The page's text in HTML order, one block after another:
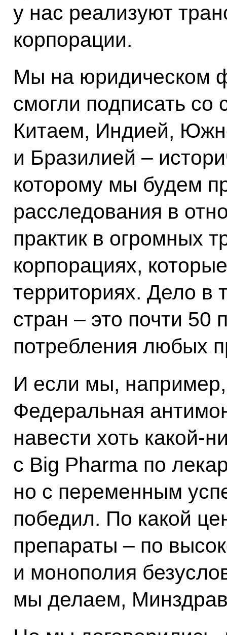
у нас реализуют
корпорации.
Мы на юридическом
смогли подписать
Китаем, Индией,
и Бразилией –
которому мы будем
расследования в
практик в огромных
корпорациях,
территориях. Дело в
стран – это почти 50
потребления любых
И если мы,
Федеральная
навести хоть
с Big Pharma по
но с переменным
победил. По какой
препараты – по
и монополия
мы делаем,